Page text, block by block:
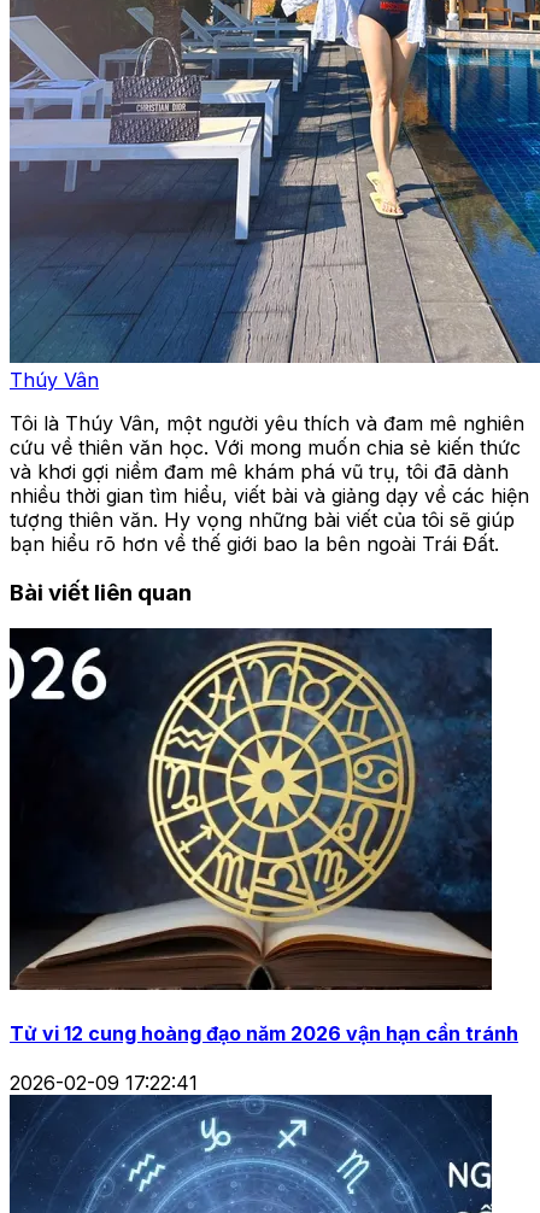
Thúy Vân
Tôi là Thúy Vân, một người yêu thích và đam mê nghiên
cứu về thiên văn học. Với mong muốn chia sẻ kiến thức
và khơi gợi niềm đam mê khám phá vũ trụ, tôi đã dành
nhiều thời gian tìm hiểu, viết bài và giảng dạy về các hiện
tượng thiên văn. Hy vọng những bài viết của tôi sẽ giúp
bạn hiểu rõ hơn về thế giới bao la bên ngoài Trái Đất.
Bài viết liên quan
Tử vi 12 cung hoàng đạo năm 2026 vận hạn cần tránh
2026-02-09 17:22:41